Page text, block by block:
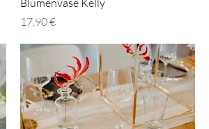
Blumenvase Kelly
Preis
17,90 €